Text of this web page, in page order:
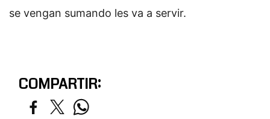
se vengan sumando les va a servir.
COMPARTIR: